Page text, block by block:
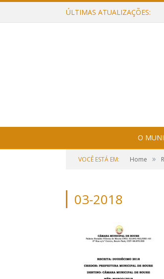
ÚLTIMAS ATUALIZAÇÕES:
O
VOCÊ ESTÁ EM: Home »
03-2018